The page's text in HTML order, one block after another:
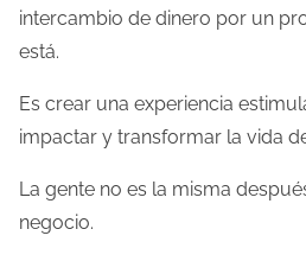
intercambio de dinero por un
está.
Es crear una experiencia
impactar y transformar la vida
La gente no es la misma
negocio.